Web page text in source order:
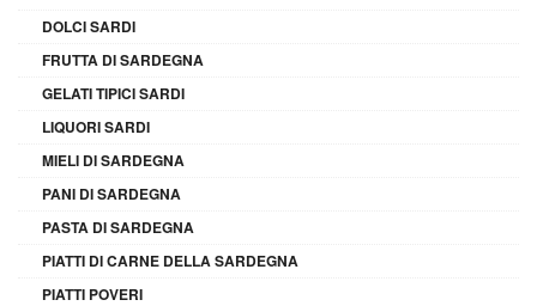
DOLCI SARDI
FRUTTA DI SARDEGNA
GELATI TIPICI SARDI
LIQUORI SARDI
MIELI DI SARDEGNA
PANI DI SARDEGNA
PASTA DI SARDEGNA
PIATTI DI CARNE DELLA SARDEGNA
PIATTI POVERI